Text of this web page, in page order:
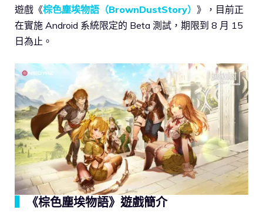
遊戲《棕色塵埃物語（BrownDustStory） 》，目前正
在實施 Android 系統限定的 Beta 測試，期限到 8 月 15
日為止。
《棕色塵埃物語》遊戲簡介